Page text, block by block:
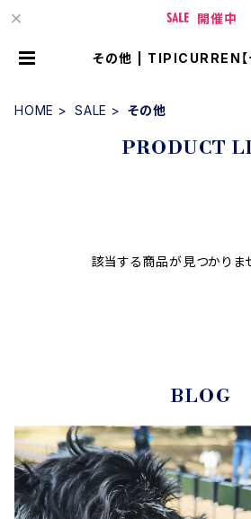
開催中
その他 | TIPICURREN【
HOME SALE その他
PRODUCT
該当する商品が見つかりま
BLOG